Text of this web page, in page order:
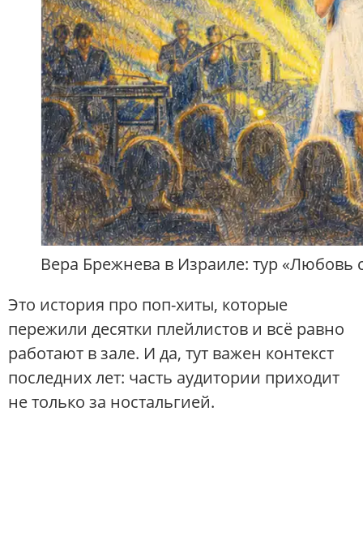
Вера Брежнева в Израиле: тур
Это история про поп-хиты, которые
пережили десятки плейлистов и всё равно
работают в зале. И да, тут важен контекст
последних лет: часть аудитории приходит
не только за ностальгией.